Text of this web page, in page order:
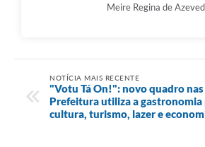
Meire Regina de
NOTÍCIA MAIS RECENTE
"Votu Tá On!": novo quadro nas
Prefeitura utiliza a gastronomia
cultura, turismo, lazer e